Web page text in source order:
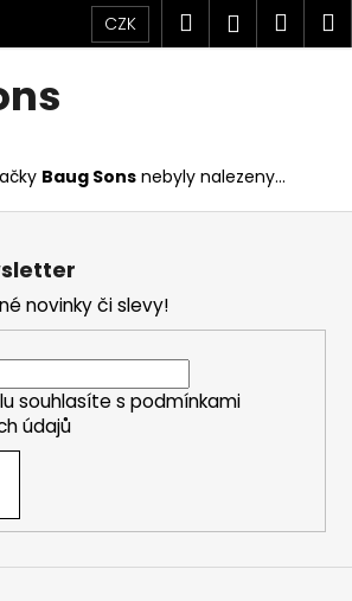
CZK Hledat
Baug Sons nebyly nalezeny...
novinky či slevy!
souhlasíte s podmínkami
údajů